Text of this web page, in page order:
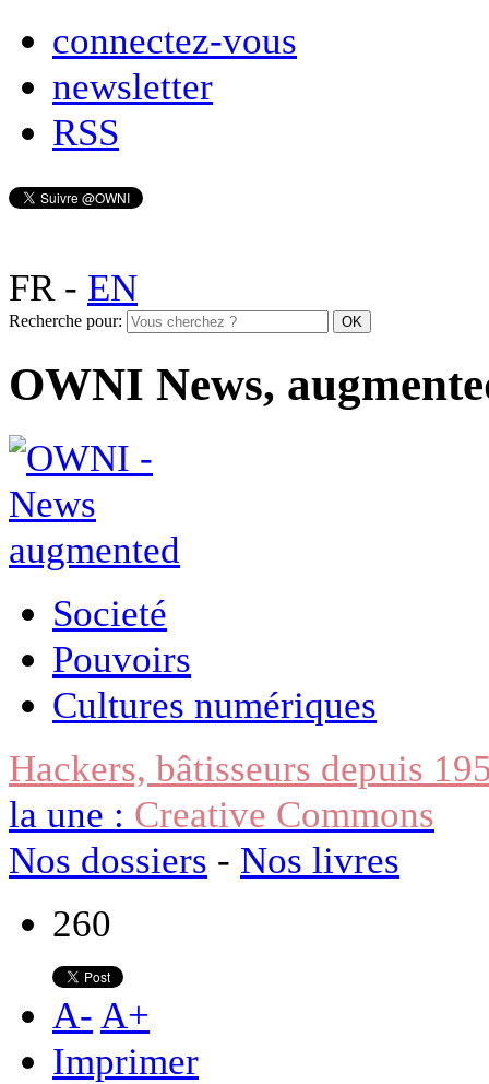
connectez-vous
newsletter
RSS
FR- EN
Recherche pour:
OWNI News,
Societé
Pouvoirs
Cultures numériques
Hackers, bâtisseurs depuis
la une : Creative Commons
Nos dossiers - Nos livres
260
A- A+
Imprimer